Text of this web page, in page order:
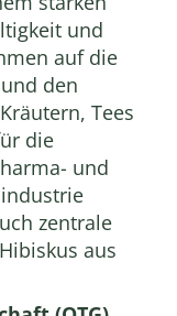
und
auf die
den
Tees
die
und
zentrale
aus